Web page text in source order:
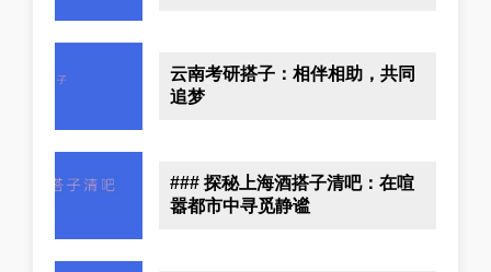
云南考研搭子：相伴相助，共同
追梦
### 探秘上海酒搭子清吧：在喧
嚣都市中寻觅静谧